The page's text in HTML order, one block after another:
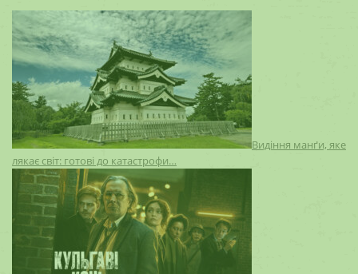
Видіння манґи, яке
лякає світ: готові до катастрофи…